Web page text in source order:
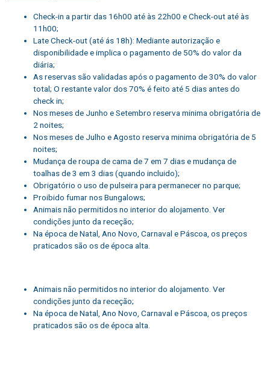
Check-in a partir das 16h00 até às 22h00 e Check-out até às
11h00;
Late Check-out (até ás 18h): Mediante autorização e
disponibilidade e implica o pagamento de 50% do valor da
diária;
As reservas são validadas após o pagamento de 30% do valor
total; O restante valor dos 70% é feito até 5 dias antes do
check in;
Nos meses de Junho e Setembro reserva minima obrigatória de
2 noites;
Nos meses de Julho e Agosto reserva minima obrigatória de 5
noites;
Mudança de roupa de cama de 7 em 7 dias e mudança de
toalhas de 3 em 3 dias (quando incluido);
Obrigatório o uso de pulseira para permanecer no parque;
Proibido fumar nos Bungalows;
Animais não permitidos no interior do alojamento. Ver
condições junto da receção;
Na época de Natal, Ano Novo, Carnaval e Páscoa, os preços
praticados são os de época alta.
Animais não permitidos no interior do alojamento. Ver
condições junto da receção;
Na época de Natal, Ano Novo, Carnaval e Páscoa, os preços
praticados são os de época alta.